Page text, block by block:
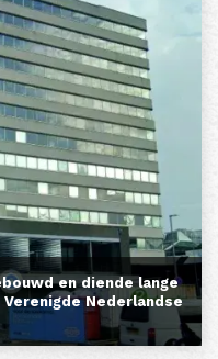
en diende lange
Nederlandse